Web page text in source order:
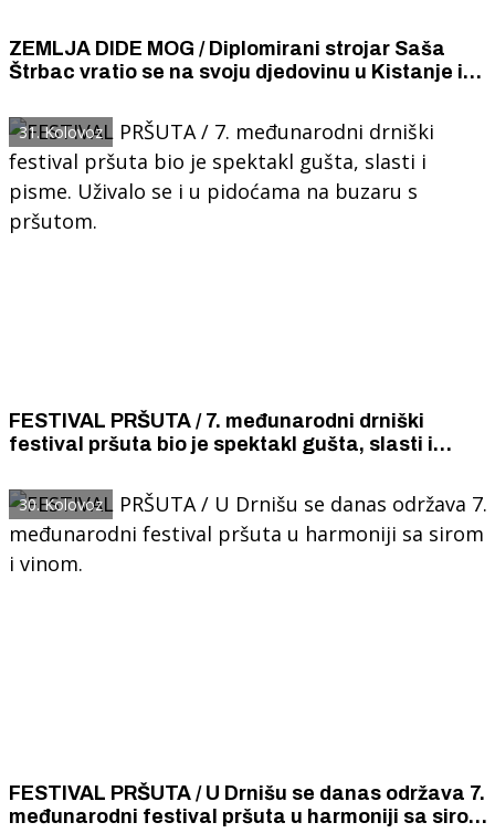
ZEMLJA DIDE MOG / Diplomirani strojar Saša
Štrbac vratio se na svoju djedovinu u Kistanje i
31. Kolovoz
FESTIVAL PRŠUTA / 7. međunarodni drniški
festival pršuta bio je spektakl gušta, slasti i
pršutom.
30. Kolovoz
FESTIVAL PRŠUTA / U Drnišu se danas održava 7.
međunarodni festival pršuta u harmoniji sa sirom